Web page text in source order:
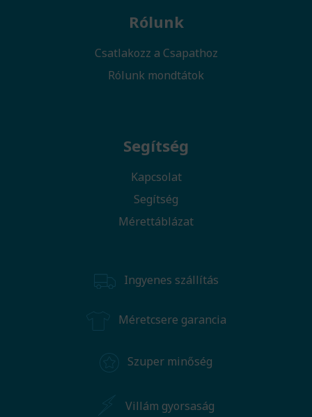
Rólunk
Csatlakozz a Csapathoz
Rólunk mondtátok
Segítség
Kapcsolat
Segítség
Mérettáblázat
Ingyenes szállítás
Méretcsere garancia
Szuper minőség
Villám gyorsaság